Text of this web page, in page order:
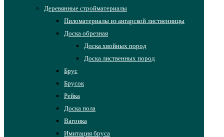
Деревянные стройматериалы
Пиломатериалы из ангарской лиственницы
Доска обрезная
Доска хвойных пород
Доска лиственных пород
Брус
Брусок
Рейка
Доска пола
Вагонка
Имитация бруса